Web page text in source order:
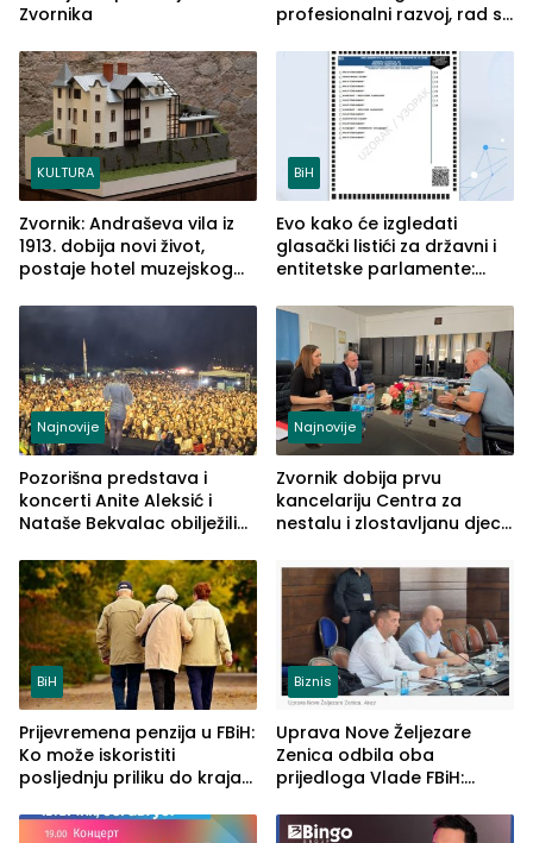
Zvornika
profesionalni razvoj, rad sa
služba građanima
KULTURA
Zvornik: Andraševa vila iz
1913. dobija novi život,
postaje hotel muzejskog
BiH
Evo kako će izgledati
glasački listići za državni i
entitetske parlamente:
vidljive na njima
Najnovije
Pozorišna predstava i
koncerti Anite Aleksić i
Nataše Bekvalac obilježili
ljeta (FOTO)
Najnovije
Zvornik dobija prvu
kancelariju Centra za
nestalu i zlostavljanu djecu
BiH
Prijevremena penzija u FBiH:
Ko može iskoristiti
posljednju priliku do kraja
Biznis
Uprava Nove Željezare
Zenica odbila oba
prijedloga Vlade FBiH:
rješenje